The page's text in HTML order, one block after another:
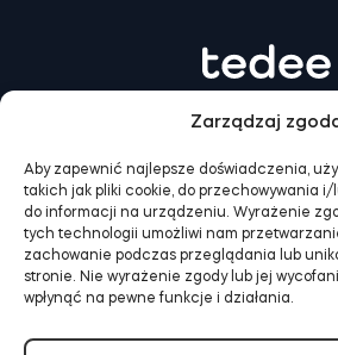
Zarządzaj
Aby zapewnić najlepsze doświadczenia,
takich jak pliki cookie, do przechowywania i/
do informacji na urządzeniu. Wyrażenie
tych technologii umożliwi nam
zachowanie podczas przeglądania lub
stronie. Nie wyrażenie zgody lub jej
wpłynąć na pewne funkcje i działania.
Tedee Keypad PRO
JAK TO DZIAŁA